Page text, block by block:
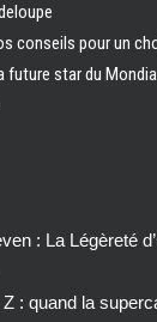
conseils pour un
future star du
: La Légèreté
: quand la